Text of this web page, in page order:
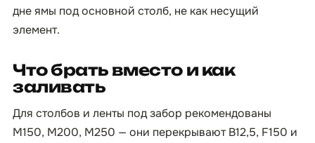
дне ямы под основной столб, не как несущий
элемент.
Что брать вместо и как
заливать
Для столбов и ленты под забор рекомендованы
М150, М200, М250 — они перекрывают B12,5, F150 и